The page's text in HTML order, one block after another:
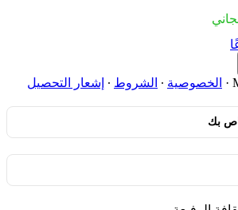
· الخصوصية ∙ الشروط ∙ إشعار التحصيل